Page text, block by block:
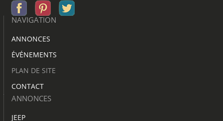
NAVIGATION
ANNONCES
ÉVÉNEMENTS
PLAN DE SITE
CONTACT
ANNONCES
JEEP